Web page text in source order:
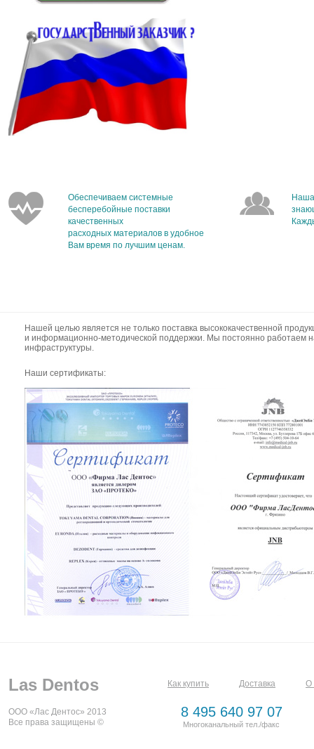
Обеспечиваем системные
бесперебойные поставки
качественных
расходных материалов в удобное
Вам время по лучшим ценам.
Нашей целью является не только поставка высококачественной
и информационно-методической поддержки. Мы постоянно работаем
инфраструктуры.
Наши сертификаты:
Las Dentos Как купить Доставка О
ООО «Лас Дентос» 2013
Все права защищены ©
8 495 640 97 07
Многоканальный тел./факс